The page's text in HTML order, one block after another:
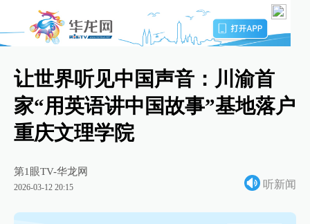
让世界听见中国声音：川渝首
家“用英语讲中国故事”基地落户
重庆文理学院
第1眼TV-华龙网
2026-03-12 20:15 听新闻